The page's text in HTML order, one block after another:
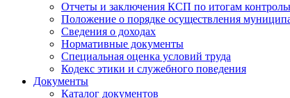
Отчеты и заключения КСП по итогам
Положение о порядке осуществления
Сведения о доходах
Нормативные документы
Специальная оценка условий труда
Кодекс этики и служебного поведения
Документы
Каталог документов